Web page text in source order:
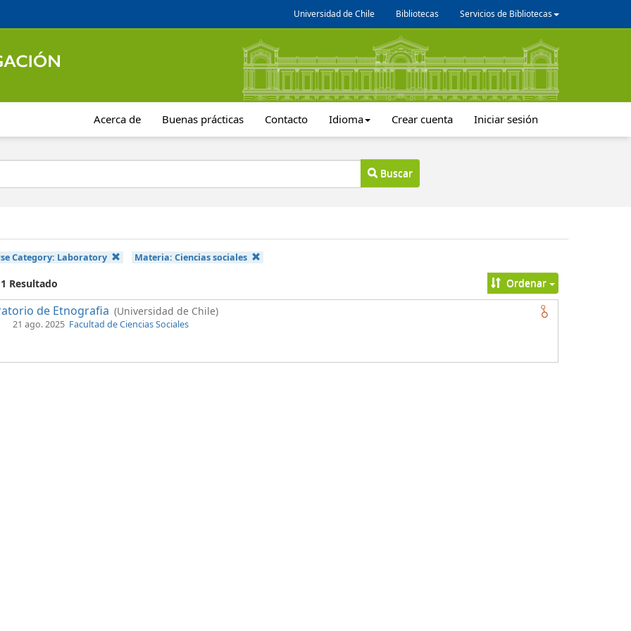
Universidad de Chile Bibliotecas Servicios de Bibliotecas
Acerca de Buenas prácticas Contacto Idioma Crear cuenta Iniciar sesión
Buscar
Category: Laboratory Materia:Ciencias sociales
Resultado Ordenar
de Etnografia (Universidad de Chile)
21 ago. 2025 Facultad de Ciencias Sociales